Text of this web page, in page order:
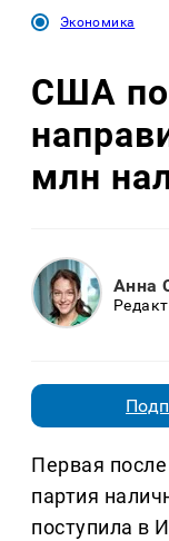
Экономика
США
млн
Анна
Первая
партия
поступила в